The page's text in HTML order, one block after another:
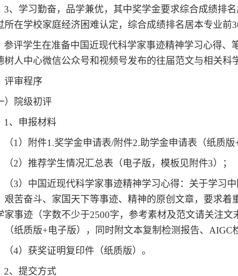
3、 学习勤奋，品学兼优，其中奖学金要求综合成绩排
所在学校家庭经济困难认定，综合成绩排名居本专业前
参评学生在准备中国近现代科学家事迹精神学习心得、
树人中心微信公众号和视频号发布的往届范文与相关科
评审程序
）院级初评
1、申报材料
（1）附件1.奖学金申请表/附件2.助学金申请表（纸质版
（2）推荐学生情况汇总表（电子版，模板见附件3）；
（3）中国近现代科学家事迹精神学习心得：关于学习
艰苦奋斗、家国天下等事迹、精神的原创文章，要求着
家事迹（字数不少于2500字，参考素材及范文请关注文
（纸质版+电子版），同时附文本复制检测报告、AIGC
（4）获奖证明复印件（纸质版）。
2、提交方式